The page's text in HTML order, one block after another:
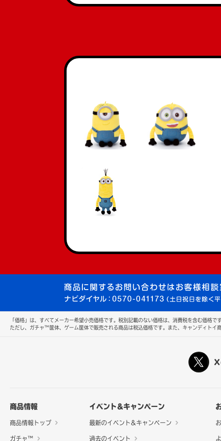
「価格」は、すべてメーカー希望小売価格です。税別記載のない価格は、消費税を含む価
ただし、ガチャ™筐体、ゲーム筐体で販売される商品は税込価格です。また、キャンディトイ
商品情報
商品情報トップ
ガチャ™
イベント&キャンペーン
最新のイベント&キャンペーン
過去のイベント